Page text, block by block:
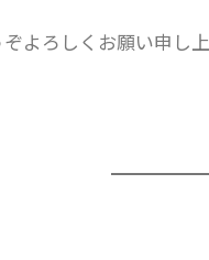
よろしくお願い申し上